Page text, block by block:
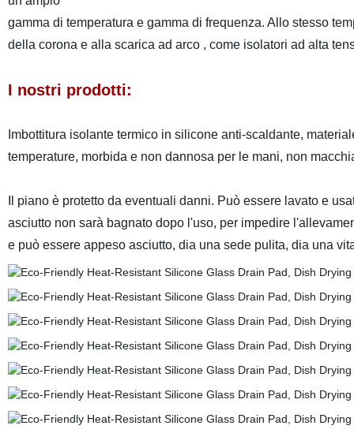
gamma di temperatura e gamma di frequenza. Allo stesso
della corona e alla scarica ad arco , come isolatori ad alta
I nostri prodotti:
Imbottitura isolante termico in silicone anti-scaldante,
temperature, morbida e non dannosa per le mani, non
Il piano è protetto da eventuali danni. Può essere lavato e
asciutto non sarà bagnato dopo l'uso, per impedire
e può essere appeso asciutto, dia una sede pulita, dia una